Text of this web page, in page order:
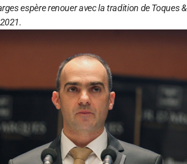
espère renouer avec la tradition de Toques &